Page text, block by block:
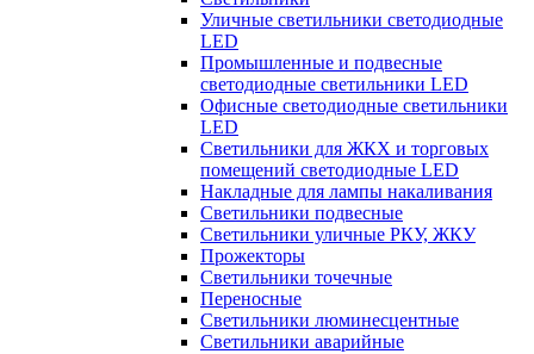
Уличные светильники светодиодные
LED
Промышленные и подвесные
светодиодные светильники LED
Офисные светодиодные светильники
LED
Светильники для ЖКХ и торговых
помещений светодиодные LED
Накладные для лампы накаливания
Светильники подвесные
Светильники уличные РКУ, ЖКУ
Прожекторы
Cветильники точечные
Переносные
Светильники люминесцентные
Светильники аварийные